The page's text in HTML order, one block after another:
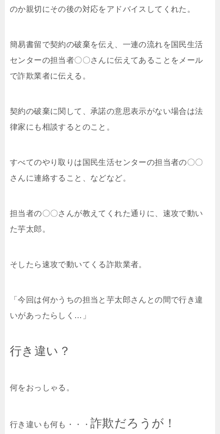
のか親切にその後の対応をアドバイスしてくれた。
簡易書留で契約の破棄を伝え、一連の流れを国民生活
センターの担当者〇〇さんに伝えてあることをメール
で詐欺業者に伝える。
契約の破棄に関して、承諾の意思表示がない場合は法
律家にも相談するとのこと。
すべてのやり取りは国民生活センターの担当者の〇〇
さんに連絡すること、などなど。
担当者の〇〇さんが教えてくれた通りに、速攻で動い
た芋太郎。
そしたら速攻で動いてくる詐欺業者。
「今回は何かうちの担当と芋太郎さんとの間で行き違
いがあったらしく…」
行き違い？
何をおっしゃる。
行き違いも何も・・・ 詐欺だろうが！